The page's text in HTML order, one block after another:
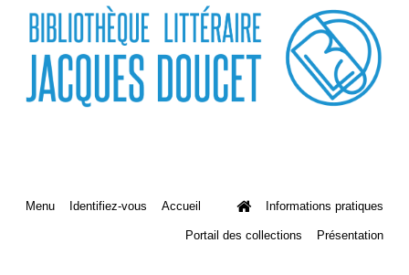
Menu Identifiez-vous Accueil Informations pratiques
Portail des collections Présentation